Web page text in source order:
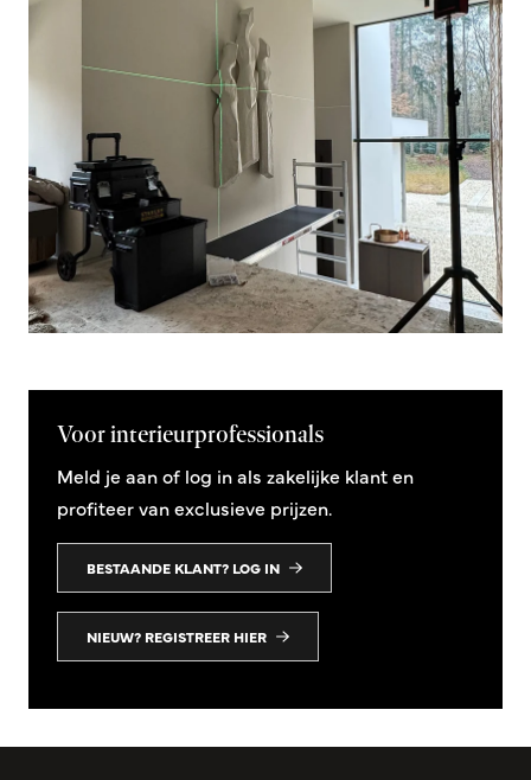
Voor interieurprofessionals
Meld je aan of log in als zakelijke klant en
profiteer van exclusieve prijzen.
BESTAANDE KLANT? LOG IN
NIEUW? REGISTREER HIER